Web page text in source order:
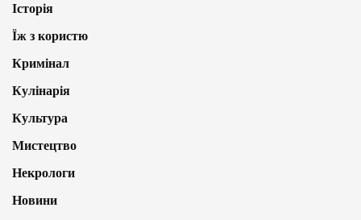
Історія
Їж з користю
Кримінал
Кулінарія
Культура
Мистецтво
Некрологи
Новини